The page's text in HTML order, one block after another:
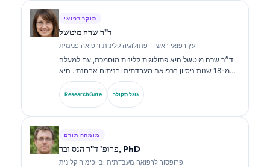
סוקר רפואי
ד"ר שרה מיטשל
יועץ רפואי ראשי - פתולוגיה קלינית ורפואה פנימית
ד״ר שרה מיטשל היא פתולוגית קלינית מוסמכת, עם למעלה
מ-18 שנות ניסיון ברפואה מעבדתית ובניתוח אבחנתי. היא
מחזיקה בהסמכות התמחות בכימיה קלינית, ופרסמה רבות על
לוחות סמנים ביולוגיים וניתוח מעבדתי במסגרת פרקטיקה
ResearchGate גוגל סקולר
מומחה תורם
פרופ' ד"ר הנס ובר, PhD
פרופסור לרפואה מעבדתית וביוכימיה קלינית